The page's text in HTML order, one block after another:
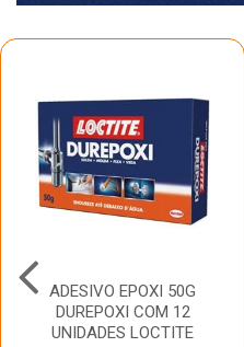
ADESIVO EPOXI 50G
DUREPOXI COM 12
UNIDADES LOCTITE